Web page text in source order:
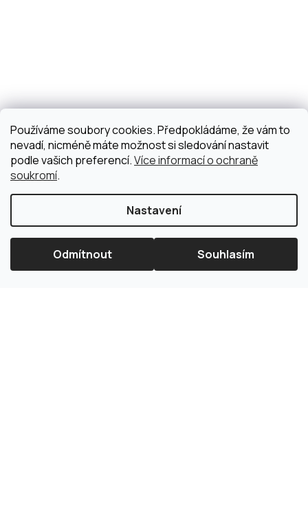
Používáme soubory cookies. Předpokládáme, že vám to
nevadí, nicméně máte možnost si sledování nastavit
podle vašich preferencí.Více informací o ochraně
soukromí.
Nastavení
Odmítnout Souhlasím